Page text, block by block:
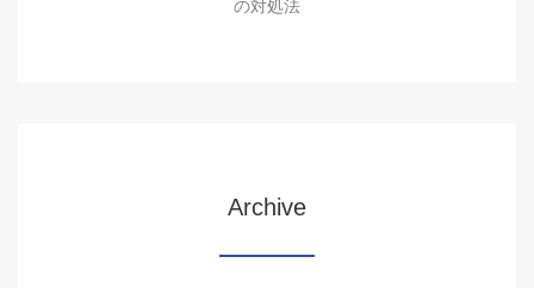
の対処法
Archive